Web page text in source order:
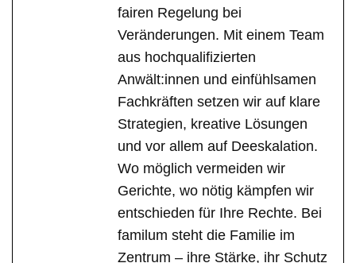
fairen Regelung bei
Veränderungen. Mit einem Team
aus hochqualifizierten
Anwält:innen und einfühlsamen
Fachkräften setzen wir auf klare
Strategien, kreative Lösungen
und vor allem auf Deeskalation.
Wo möglich vermeiden wir
Gerichte, wo nötig kämpfen wir
entschieden für Ihre Rechte. Bei
familum steht die Familie im
Zentrum – ihre Stärke, ihr Schutz